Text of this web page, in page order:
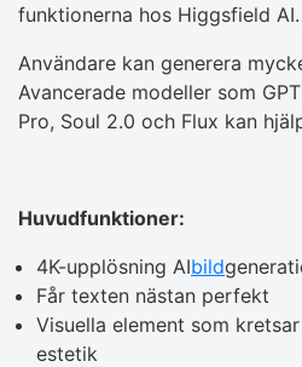
funktionerna hos Higgsfield AI.
Användare kan generera
Avancerade modeller som
Pro, Soul 2.0 och Flux kan
Huvudfunktioner:
4K-upplösning AIbild
Får texten nästan perfekt
Visuella element som
estetik